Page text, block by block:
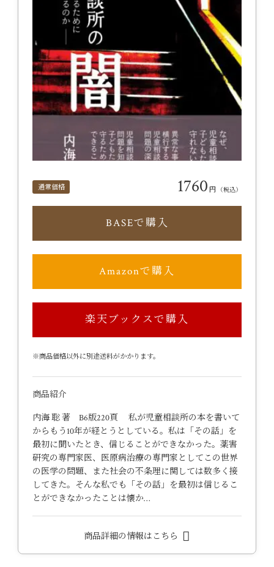
通常価格 1760 円 （税込）
BASEで購入
Amazonで購入
楽天ブックスで購入
※商品価格以外に別途送料がかかります。
商品紹介
内海 聡 著 B6版220頁 私が児童相談所の本を書いて
からもう10年が経とうとしている。私は「その話」を
最初に聞いたとき、信じることができなかった。薬害
研究の専門家医、医原病治療の専門家としてこの世界
の医学の問題、また社会の不条理に関しては数多く接
してきた。そんな私でも「その話」を最初は信じるこ
とができなかったことは懐か…
商品詳細の情報はこちら